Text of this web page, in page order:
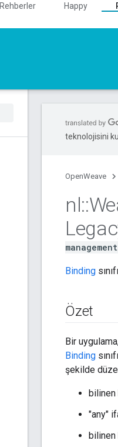
Rehberler Happy
teknolojisini
OpenWeave
nl::
Binding
Özet
Bir
Binding
şekilde
bilinen
"any"
bilinen